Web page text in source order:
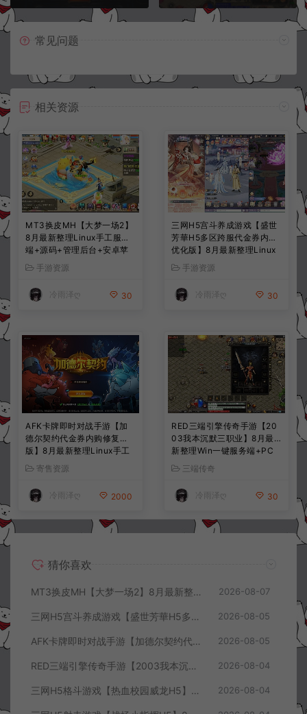
常见问题
相关资源
MT3换皮MH【大梦一场2】
8月最新整理Linux手工服务
端+源码+管理后台+安卓苹
果双端+详细搭建教程+视频
教程
手游资源
冷雨泽ღ 30
三网H5宫斗养成游戏【盛世
芳華H5多区跨服代金券内购
优化版】8月最新整理Linux
手工服务端+CDK授权后台
+全资源安卓+详细搭建教程
+视频教程
手游资源
冷雨泽ღ 30
AFK卡牌即时对战手游【加
德尔契约代金券内购修复
版】8月最新整理Linux手工
服务端+前后端全套源码+CD
K授权后台+安卓苹果双端
+详细搭建教程+视频教程
寄售资源
冷雨泽ღ 2000
RED三端引擎传奇手游【20
03我本沉默三职业】8月最
新整理Win一键服务端+PC
安卓+详细搭建教程
三端传奇
冷雨泽ღ 30
猜你喜欢
MT3换皮MH【大梦一场2】8月最新整理Linux手工服务端+源码+管理后台+安卓苹果双端+详细搭建教程+视频教程 2026-08-07
三网H5宫斗养成游戏【盛世芳華H5多区跨服代金券内购优化版】8月最新整理Linux手工服务端+CDK授权后台+全资源安卓+详细搭建教程+视频教程 2026-08-05
AFK卡牌即时对战手游【加德尔契约代金券内购修复版】8月最新整理Linux手工服务端+前后端全套源码+CDK授权后台+安卓苹果双端+详细搭建教程+视频教程 2026-08-05
RED三端引擎传奇手游【2003我本沉默三职业】8月最新整理Win一键服务端+PC安卓+详细搭建教程 2026-08-04
三网H5格斗游戏【热血校园威龙H5】8月最新整理Linux手工服务端+Win一键服务端+解压即玩+简易安卓客户端+详细搭建教程 2026-08-04